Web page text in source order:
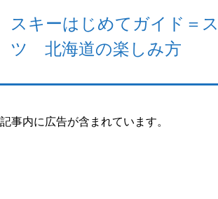
スキーはじめてガイド＝
ツ 北海道の楽しみ方
記事内に広告が含まれています。